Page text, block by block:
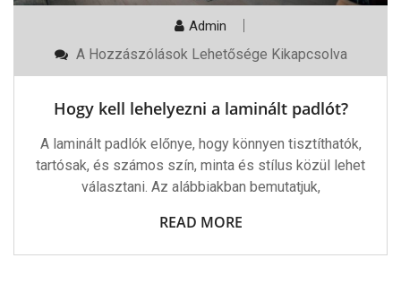
Admin
Hogy
Laminált
Bejegyzéshez
A Hozzászólások Lehetősége Kikapcsolva
Hogy kell lehelyezni a laminált padlót?
A laminált padlók előnye, hogy könnyen tisztíthatók,
tartósak, és számos szín, minta és stílus közül lehet
választani. Az alábbiakban bemutatjuk,
READ MORE